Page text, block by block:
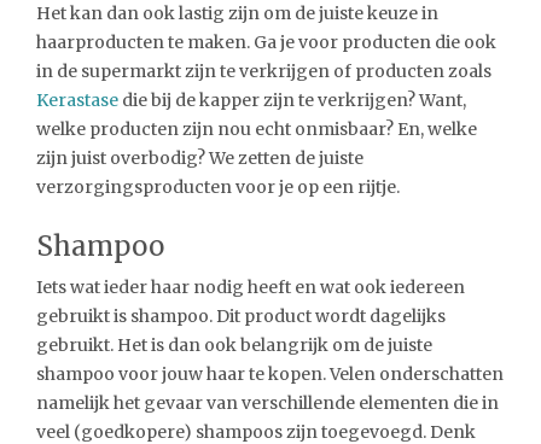
Het kan dan ook lastig zijn om de juiste keuze in
haarproducten te maken. Ga je voor producten die ook
in de supermarkt zijn te verkrijgen of producten zoals
Kerastase die bij de kapper zijn te verkrijgen? Want,
welke producten zijn nou echt onmisbaar? En, welke
zijn juist overbodig? We zetten de juiste
verzorgingsproducten voor je op een rijtje.
Shampoo
Iets wat ieder haar nodig heeft en wat ook iedereen
gebruikt is shampoo. Dit product wordt dagelijks
gebruikt. Het is dan ook belangrijk om de juiste
shampoo voor jouw haar te kopen. Velen onderschatten
namelijk het gevaar van verschillende elementen die in
veel (goedkopere) shampoos zijn toegevoegd. Denk